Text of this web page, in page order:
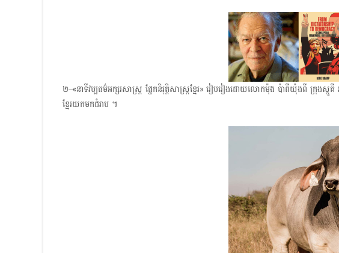
២–«នាទីវប្បធម៌អក្សរសាស្ត្រ ផ្នែកនិរុត្តិសាស្ត្រខ្មែរ» រៀបរៀងដោយលោកម៉ុង ប៉ាពីយ៉ុងពី ក្រុ
ខ្មែរ​យក​មក​ជំរាប ។